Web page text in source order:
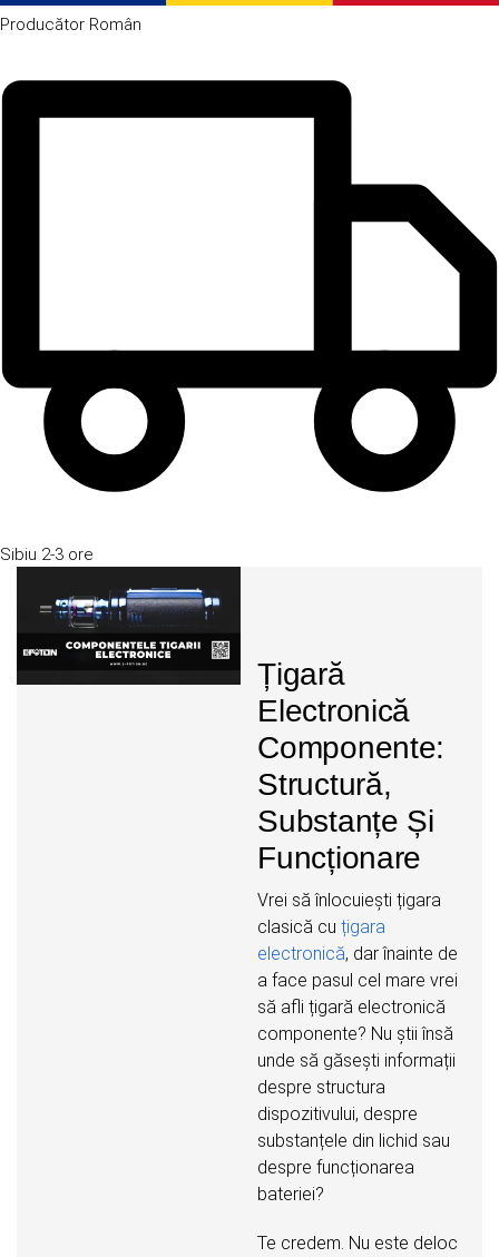
Producător Român
Sibiu 2-3 ore
Țigară
Electronică
Componente:
Structură,
Substanțe Și
Funcționare
Vrei să înlocuiești țigara
clasică cuțigara
electronică, dar înainte de
a face pasul cel mare vrei
să afli țigară electronică
componente? Nu știi însă
unde să găsești informații
despre structura
dispozitivului, despre
substanțele din lichid sau
despre funcționarea
bateriei?
Te credem. Nu este deloc